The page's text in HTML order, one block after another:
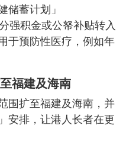
储蓄计划」
强积金或公帑补贴转入
于预防性医疗，例如年
福建及海南
围扩至福建及海南，并
安排，让港人长者在更